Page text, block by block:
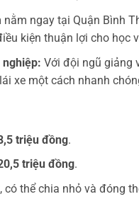
nằm ngay tại Quận Bình
kiện thuận lợi cho học
Với đội ngũ giảng
xe một cách nhanh
triệu đồng.
triệu đồng.
có thể chia nhỏ và đóng